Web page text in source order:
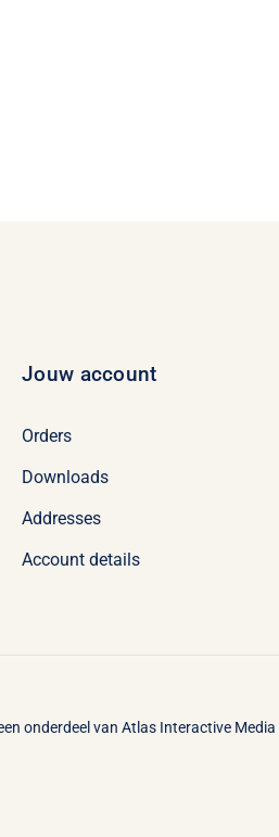
Jouw account
Orders
Downloads
Addresses
Account details
onderdeel van Atlas Interactive Media